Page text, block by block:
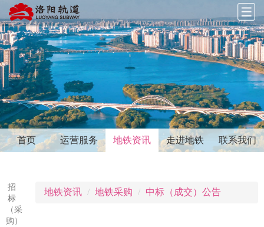
首页 运营服务 地铁资讯 走进地铁 联系我们
招
标
（采
购）
地铁资讯 地铁采购 中标（成交）公告